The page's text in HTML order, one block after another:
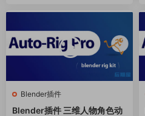
Blender插件
Blender插件 三维人物角色动